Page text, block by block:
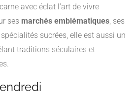
avec éclat l’art de vivre
ses marchés emblématiques, ses
sucrées, elle est aussi un
traditions séculaires et